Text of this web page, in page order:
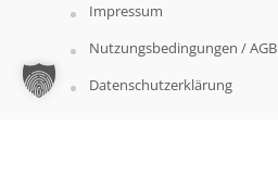
Impressum
Nutzungsbedingungen / AGB
Datenschutzerklärung